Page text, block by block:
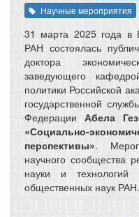
Научные мероприятия
31 марта 2025 года в
РАН состоялась
доктора
заведующего
политики Российской
государственной
Федерации Абела
«Социально-
перспективы».
научного сообщества
науки и технологий
общественных наук РАН.